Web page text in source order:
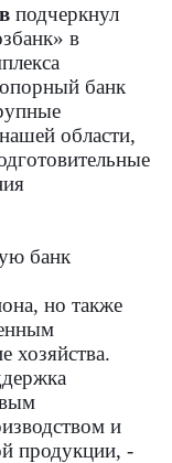
подчеркнул
в
банк
области,
банк
но также
хозяйства.
и
продукции, -